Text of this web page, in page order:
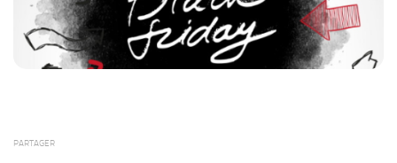
PARTAGER